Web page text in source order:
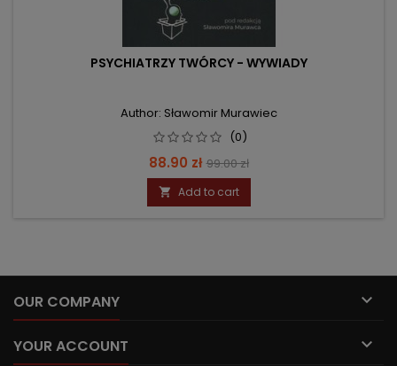
PSYCHIATRZY TWÓRCY - WYWIADY
Author: Sławomir Murawiec
(0)
Price
88.90 zł Regular
price
99.00 zł
 Add to cart
OUR COMPANY 
YOUR ACCOUNT 